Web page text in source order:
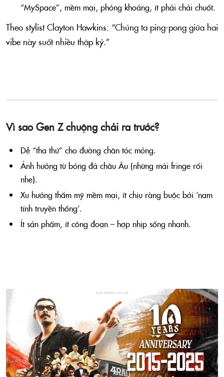
“MySpace”, mềm mại, phóng khoáng, ít phải chải chuốt.
Theo stylist Clayton Hawkins: “Chúng ta ping-pong giữa hai
vibe này suốt nhiều thập kỷ.”
Vì sao Gen Z chuộng chải ra trước?
Dễ “tha thứ” cho đường chân tóc mỏng.
Ảnh hưởng từ bóng đá châu Âu (những mái fringe rối
nhẹ).
Xu hướng thẩm mỹ mềm mại, ít chịu ràng buộc bởi ‘nam
tính truyền thống’.
Ít sản phẩm, ít công đoạn – hợp nhịp sống nhanh.